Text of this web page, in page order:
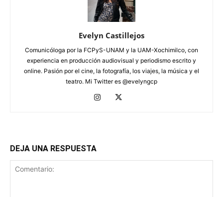
Evelyn Castillejos
Comunicóloga por la FCPyS-UNAM y la UAM-Xochimilco, con
experiencia en producción audiovisual y periodismo escrito y
online. Pasión por el cine, la fotografía, los viajes, la música y el
teatro. Mi Twitter es @evelyngcp
DEJA UNA RESPUESTA